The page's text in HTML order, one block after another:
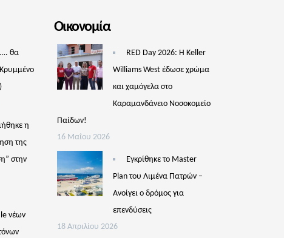
θα
η
της
στην
νέων
Οικονομία
RED Day 2026: Η Keller
Williams West έδωσε χρώμα
και χαμόγελα στο
Καραμανδάνειο Νοσοκομείο
Παίδων!
16 Μαΐου 2026
Εγκρίθηκε το Master
Plan του Λιμένα Πατρών –
Aνοίγει ο δρόμος για
επενδύσεις
18 Απριλίου 2026